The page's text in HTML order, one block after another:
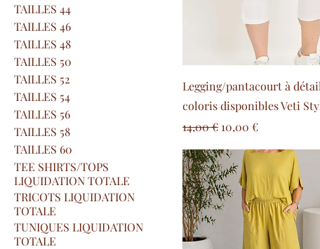
TAILLES 44
TAILLES 46
TAILLES 48
TAILLES 50
TAILLES 52
TAILLES 54
TAILLES 56
TAILLES 58
TAILLES 60
TEE SHIRTS/TOPS
LIQUIDATION TOTALE
TRICOTS LIQUIDATION
TOTALE
TUNIQUES LIQUIDATION
TOTALE
Legging/pantacourt à
coloris disponibles Veti
Prezzo regolare
14,00 € Prezzo scontato
10,00 €